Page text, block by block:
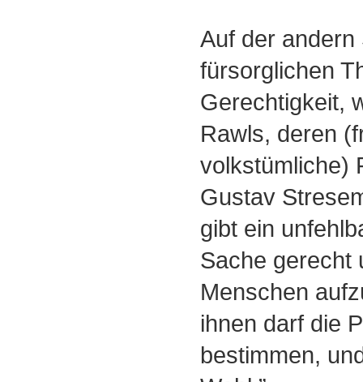
Auf der
fürsorglichen
Gerechtigkeit,
Rawls, deren
volkstümliche)
Gustav
gibt ein
Sache gerecht
Menschen
ihnen darf die
bestimmen,